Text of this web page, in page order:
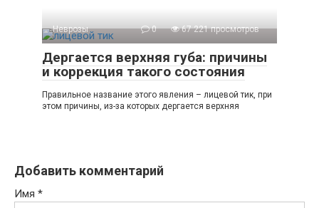
Неврозы 0 67 221 просмотров
Дергается верхняя губа: причины
и коррекция такого состояния
Правильное название этого явления – лицевой тик, при
этом причины, из-за которых дергается верхняя
Добавить комментарий
Имя *